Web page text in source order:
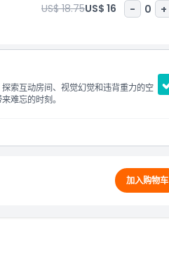
US$ 18.75US$ 16 - 0 +
索互动房间、视觉幻觉和违背重力的空
难忘的时刻。
加入购物车